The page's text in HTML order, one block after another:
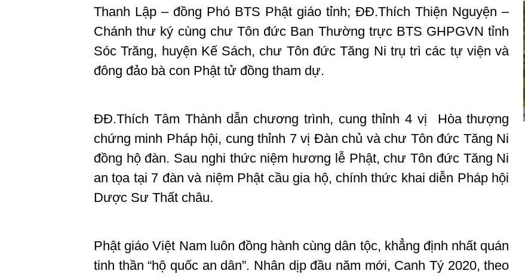
Thanh Lập – đồng Phó BTS Phật giáo tỉnh; ĐĐ.Thích Thiện Nguyện –
Chánh thư ký cùng chư Tôn đức Ban Thường trực BTS GHPGVN tỉnh
Sóc Trăng, huyện Kế Sách, chư Tôn đức Tăng Ni trụ trì các tự viện và
đông đảo bà con Phật tử đồng tham dự.
ĐĐ.Thích Tâm Thành dẫn chương trình, cung thỉnh 4 vị Hòa thượng
chứng minh Pháp hội, cung thỉnh 7 vị Đàn chủ và chư Tôn đức Tăng Ni
đồng hộ đàn. Sau nghi thức niệm hương lễ Phật, chư Tôn đức Tăng Ni
an tọa tại 7 đàn và niệm Phật cầu gia hộ, chính thức khai diễn Pháp hội
Dược Sư Thất châu.
Phật giáo Việt Nam luôn đồng hành cùng dân tộc, khẳng định nhất quán
tinh thần “hộ quốc an dân”. Nhân dịp đầu năm mới, Canh Tý 2020, theo